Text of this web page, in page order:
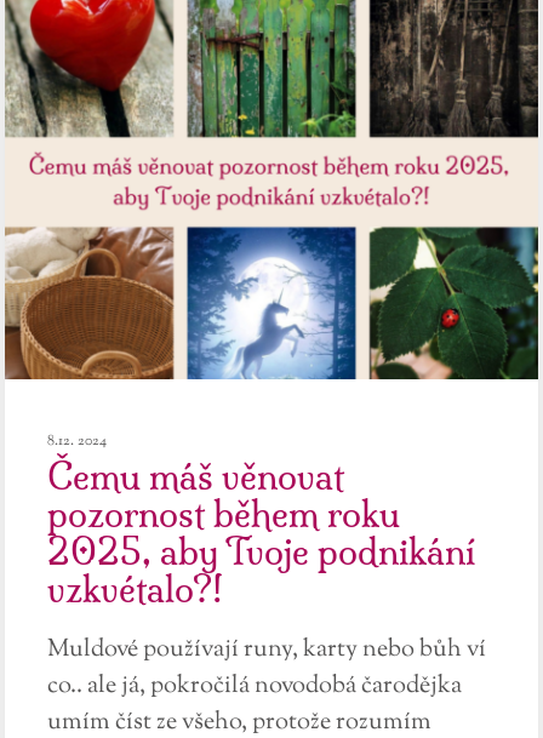
8.12. 2024
Čemu máš věnovat
pozornost během roku
2025, aby Tvoje podnikání
vzkvétalo?!
Muldové používají runy, karty nebo bůh ví
co.. ale já, pokročilá novodobá čarodějka
umím číst ze všeho, protože rozumím